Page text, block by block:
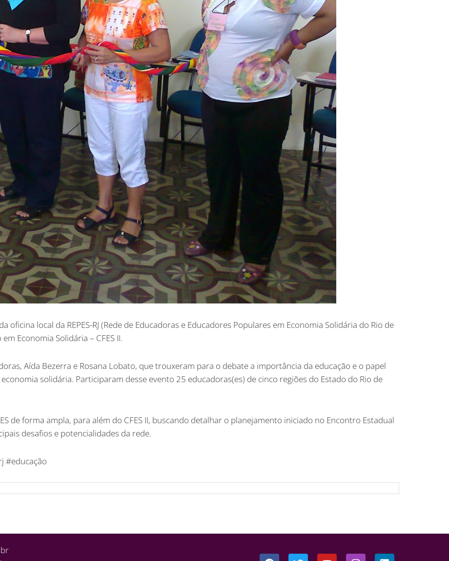
oficina local da REPES-RJ (Rede de Educadoras e Educadores Populares em Economia Solidária do Rio de
Economia Solidária – CFES II.
Aída Bezerra e Rosana Lobato, que trouxeram para o debate a importância da educação e o papel
solidária. Participaram desse evento 25 educadoras(es) de cinco regiões do Estado do Rio de
de forma ampla, para além do CFES II, buscando detalhar o planejamento iniciado no Encontro Estadual
desafios e potencialidades da rede.
#educação